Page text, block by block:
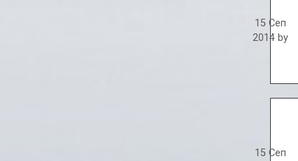
15 Сеп
2014 by
15 Сеп